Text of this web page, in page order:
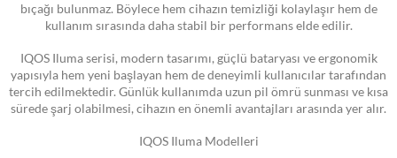
bıçağı bulunmaz. Böylece hem cihazın temizliği kolaylaşır hem de
kullanım sırasında daha stabil bir performans elde edilir.
IQOS Iluma serisi, modern tasarımı, güçlü bataryası ve ergonomik
yapısıyla hem yeni başlayan hem de deneyimli kullanıcılar tarafından
tercih edilmektedir. Günlük kullanımda uzun pil ömrü sunması ve kısa
sürede şarj olabilmesi, cihazın en önemli avantajları arasında yer alır.
IQOS Iluma Modelleri